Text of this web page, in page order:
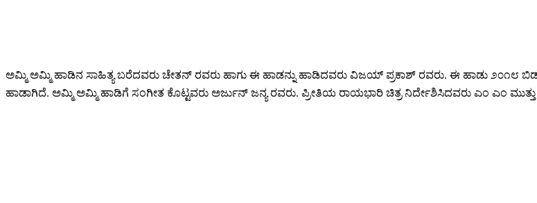
ಅಮ್ಮಿ ಅಮ್ಮಿ ಹಾಡಿನ ಸಾಹಿತ್ಯ ಬರೆದವರು ಚೇತನ್ ರವರು ಹಾಗು ಈ ಹಾಡನ್ನು ಹಾಡಿದವರು ವಿಜಯ್ ಪ್ರಕಾಶ್ ರವರು. ಈ ಹಾಡು
ಹಾಡಾಗಿದೆ. ಅಮ್ಮಿ ಅಮ್ಮಿ ಹಾಡಿಗೆ ಸಂಗೀತ ಕೊಟ್ಟವರು ಅರ್ಜುನ್ ಜನ್ಯ ರವರು. ಪ್ರೀತಿಯ ರಾಯಭಾರಿ ಚಿತ್ರ ನಿರ್ದೇಶಿಸಿದವರು ಎಂ ಎಂ